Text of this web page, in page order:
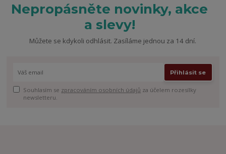
Nepropásněte novinky, akce
a slevy!
Můžete se kdykoli odhlásit. Zasíláme jednou za 14 dní.
Přihlásit se
Souhlasím se zpracováním osobních údajů za účelem rozesílky
newsletteru.